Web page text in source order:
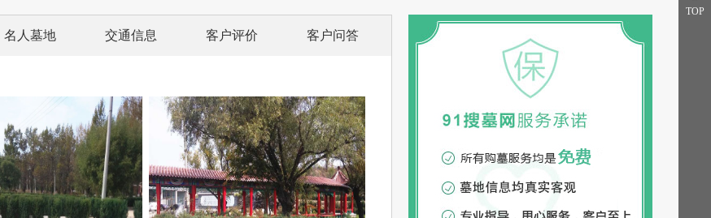
名人墓地 交通信息 客户评价 客户问答
TOP